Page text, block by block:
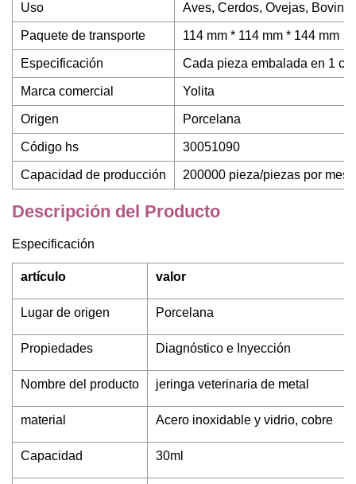
Uso Aves, Cerdos, Ovejas,
Paquete de transporte 114 mm * 114 mm * 144 mm
Especificación Cada pieza embalada en 1
Marca comercial Yolita
Origen Porcelana
Código hs 30051090
Capacidad de producción 200000 pieza/piezas por mes
Descripción del Producto
Especificación
artículo valor
Lugar de origen Porcelana
Propiedades Diagnóstico e Inyección
Nombre del producto jeringa veterinaria de metal
material Acero inoxidable y vidrio, cobre
Capacidad 30ml